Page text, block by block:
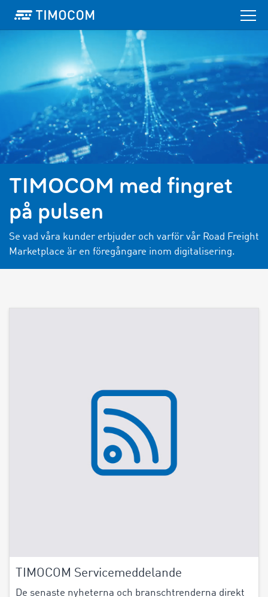
TIMOCOM med fingret
på pulsen
Se vad våra kunder erbjuder och varför vår Road Freight
Marketplace är en föregångare inom digitalisering.
TIMOCOM Servicemeddelande
De senaste nyheterna och branschtrenderna direkt